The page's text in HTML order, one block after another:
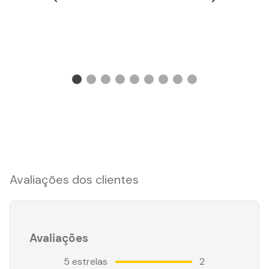
Avaliações dos clientes
Avaliações
5 estrelas
2